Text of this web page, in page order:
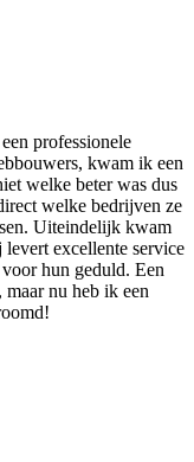
professionele
kwam ik een
welke beter was dus
welke bedrijven ze
Uiteindelijk kwam
excellente service
hun geduld. Een
nu heb ik een